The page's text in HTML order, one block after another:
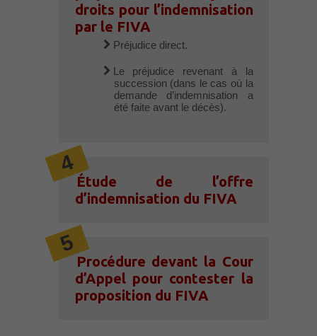
droits pour l’indemnisation
par le FIVA
Préjudice direct.
Le préjudice revenant à la
succession (dans le cas où la
demande d’indemnisation a
été faite avant le décès).
Étude de l’offre
d’indemnisation du FIVA
Procédure devant la Cour
d’Appel pour contester la
proposition du FIVA